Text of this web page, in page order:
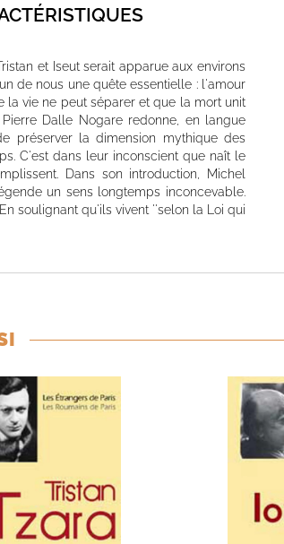
et Iseut serait apparue aux environs
de nous une quête essentielle : l'amour
la vie ne peut séparer et que la mort unit
Dalle Nogare redonne, en langue
préserver la dimension mythique des
C'est dans leur inconscient que naît le
Dans son introduction, Michel
un sens longtemps inconcevable.
soulignant qu'ils vivent ''selon la Loi qui